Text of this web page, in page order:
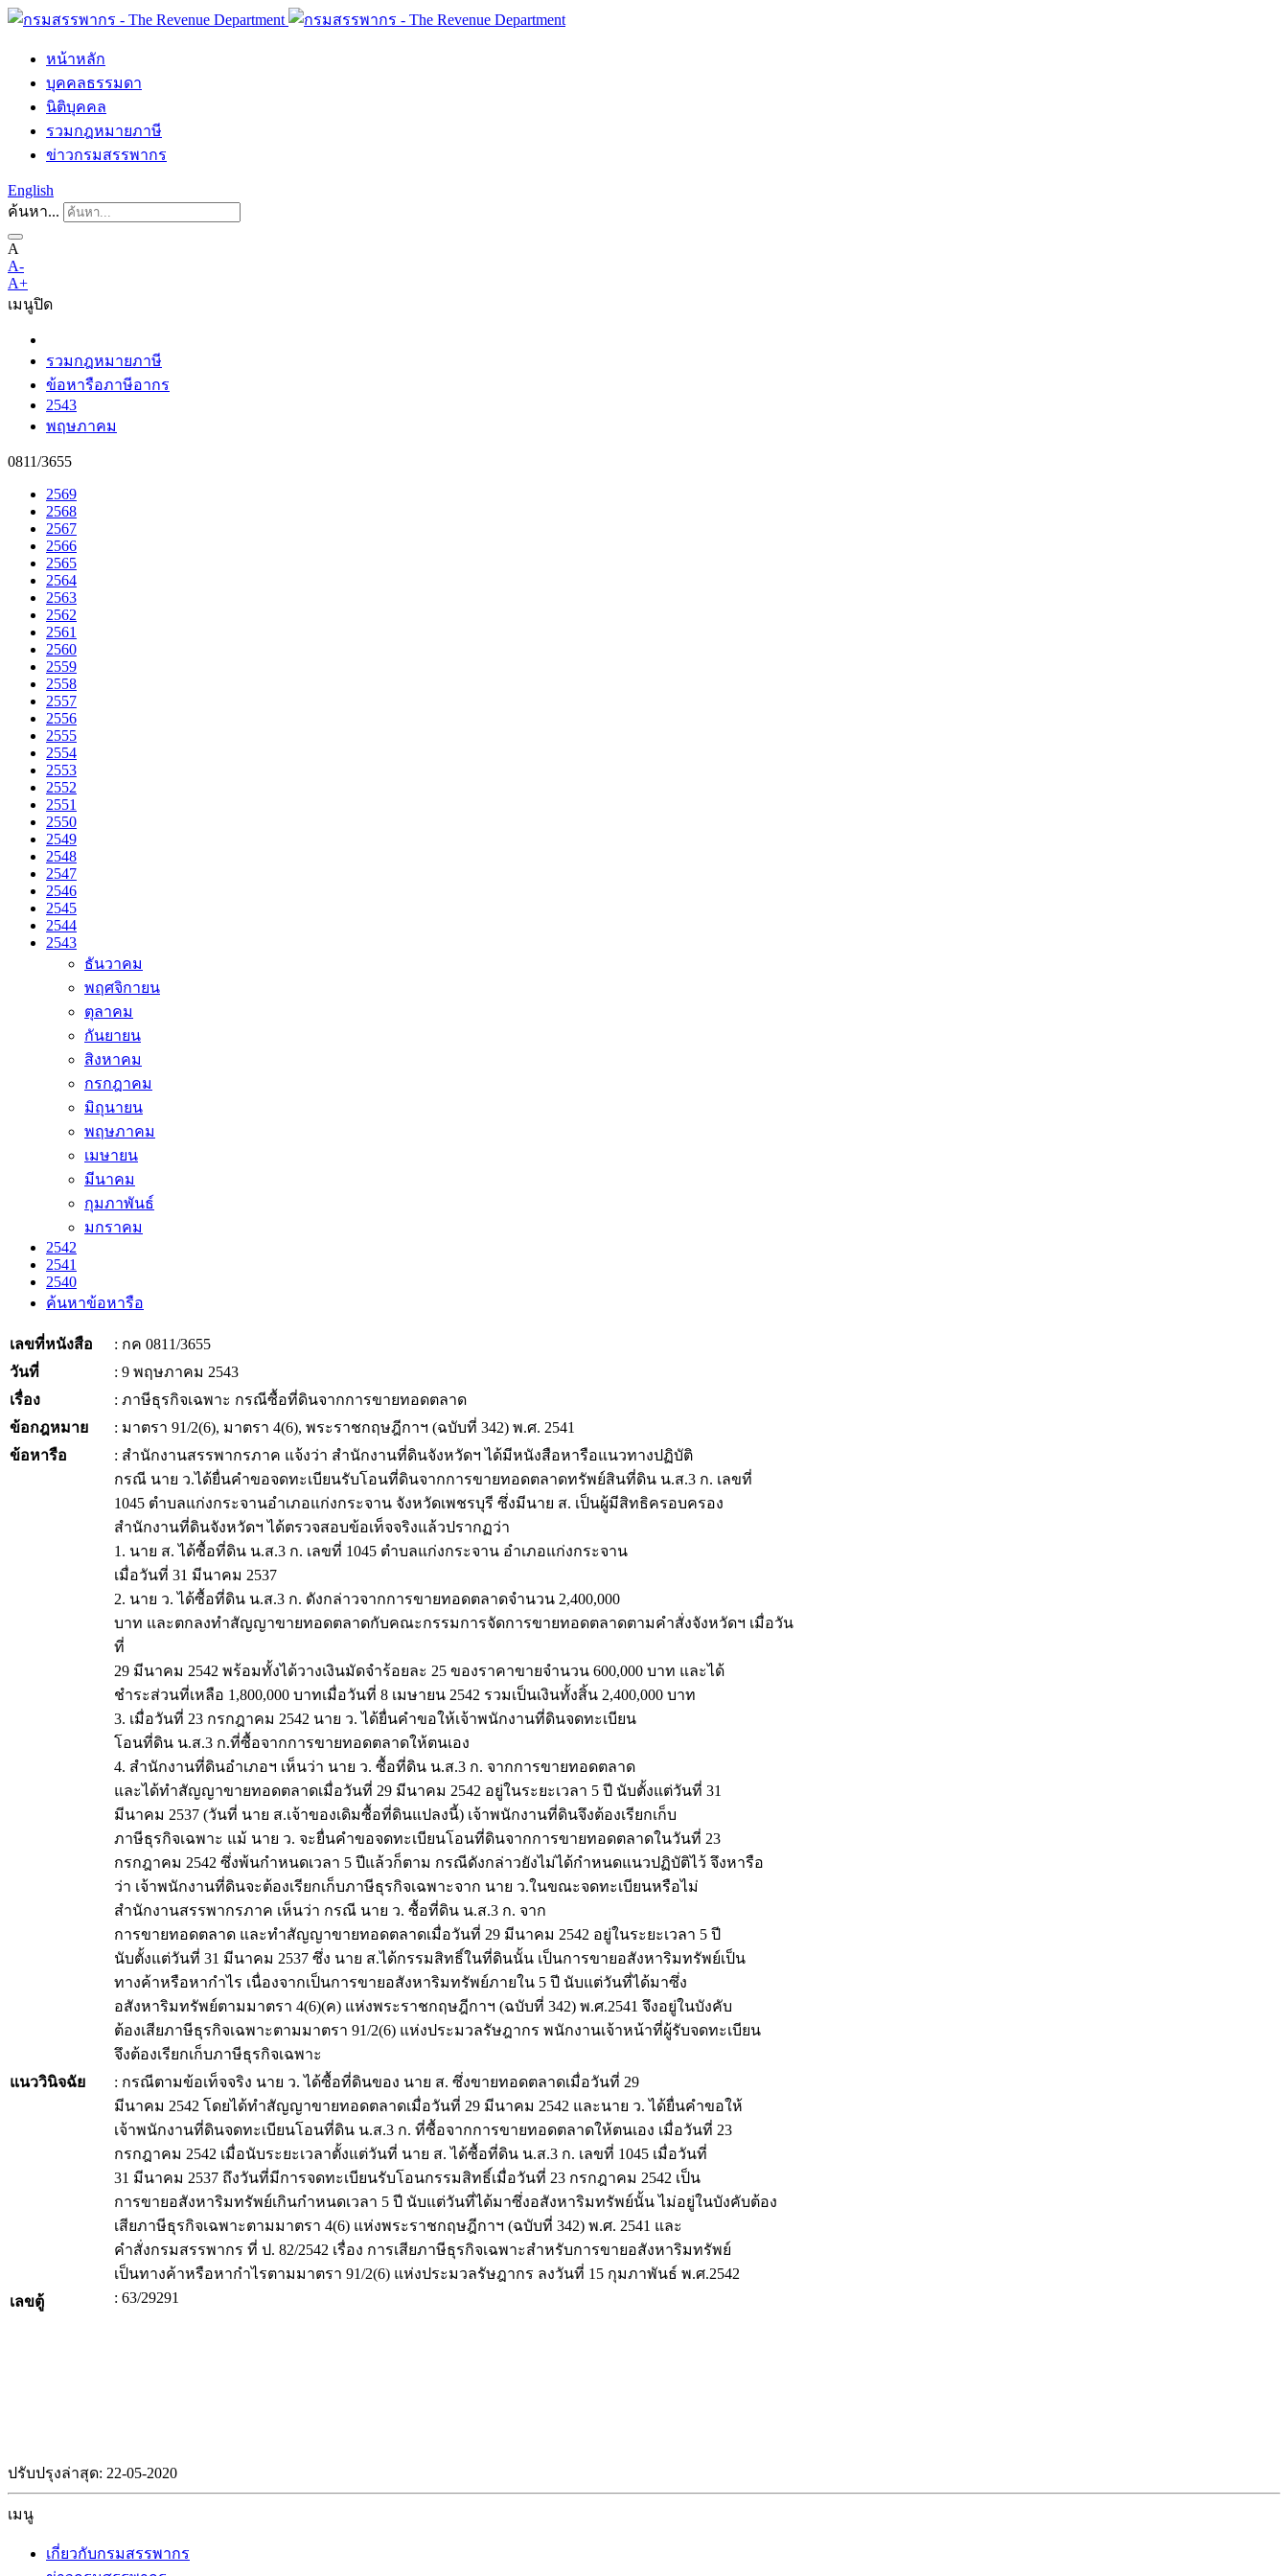
หน้าหลัก
บุคคลธรรมดา
นิติบุคคล
รวมกฎหมายภาษี
ข่าวกรมสรรพากร
English
ค้นหา...
A
A-
A+
เมนูปิด
รวมกฎหมายภาษี
ข้อหารือภาษีอากร
2543
พฤษภาคม
0811/3655
2569
2568
2567
2566
2565
2564
2563
2562
2561
2560
2559
2558
2557
2556
2555
2554
2553
2552
2551
2550
2549
2548
2547
2546
2545
2544
2543
ธันวาคม
พฤศจิกายน
ตุลาคม
กันยายน
สิงหาคม
กรกฎาคม
มิถุนายน
พฤษภาคม
เมษายน
มีนาคม
กุมภาพันธ์
มกราคม
2542
2541
2540
ค้นหาข้อหารือ
เลขที่หนังสือ
: กค 0811/3655
วันที่
: 9 พฤษภาคม 2543
เรื่อง
: ภาษีธุรกิจเฉพาะ กรณีซื้อที่ดินจากการขายทอดตลาด
ข้อกฎหมาย
: มาตรา 91/2(6), มาตรา 4(6), พระราชกฤษฎีกาฯ (ฉบับที่ 342) พ.ศ. 2541
ข้อหารือ
: สำนักงานสรรพากรภาค แจ้งว่า สำนักงานที่ดินจังหวัดฯ ได้มีหนังสือหารือแนวทางปฏิบัติ
กรณี นาย ว.ได้ยื่นคำขอจดทะเบียนรับโอนที่ดินจากการขายทอดตลาดทรัพย์สินที่ดิน น.ส.3 ก. เลขที่
1045 ตำบลแก่งกระจานอำเภอแก่งกระจาน จังหวัดเพชรบุรี ซึ่งมีนาย ส. เป็นผู้มีสิทธิครอบครอง
สำนักงานที่ดินจังหวัดฯ ได้ตรวจสอบข้อเท็จจริงแล้วปรากฏว่า
1. นาย ส. ได้ซื้อที่ดิน น.ส.3 ก. เลขที่ 1045 ตำบลแก่งกระจาน อำเภอแก่งกระจาน
เมื่อวันที่ 31 มีนาคม 2537
2. นาย ว. ได้ซื้อที่ดิน น.ส.3 ก. ดังกล่าวจากการขายทอดตลาดจำนวน 2,400,000
บาท และตกลงทำสัญญาขายทอดตลาดกับคณะกรรมการจัดการขายทอดตลาดตามคำสั่งจังหวัดฯ เมื่อวัน
ที่
29 มีนาคม 2542 พร้อมทั้งได้วางเงินมัดจำร้อยละ 25 ของราคาขายจำนวน 600,000 บาท และได้
ชำระส่วนที่เหลือ 1,800,000 บาทเมื่อวันที่ 8 เมษายน 2542 รวมเป็นเงินทั้งสิ้น 2,400,000 บาท
3. เมื่อวันที่ 23 กรกฎาคม 2542 นาย ว. ได้ยื่นคำขอให้เจ้าพนักงานที่ดินจดทะเบียน
โอนที่ดิน น.ส.3 ก.ที่ซื้อจากการขายทอดตลาดให้ตนเอง
4. สำนักงานที่ดินอำเภอฯ เห็นว่า นาย ว. ซื้อที่ดิน น.ส.3 ก. จากการขายทอดตลาด
และได้ทำสัญญาขายทอดตลาดเมื่อวันที่ 29 มีนาคม 2542 อยู่ในระยะเวลา 5 ปี นับตั้งแต่วันที่ 31
มีนาคม 2537 (วันที่ นาย ส.เจ้าของเดิมซื้อที่ดินแปลงนี้) เจ้าพนักงานที่ดินจึงต้องเรียกเก็บ
ภาษีธุรกิจเฉพาะ แม้ นาย ว. จะยื่นคำขอจดทะเบียนโอนที่ดินจากการขายทอดตลาดในวันที่ 23
กรกฎาคม 2542 ซึ่งพ้นกำหนดเวลา 5 ปีแล้วก็ตาม กรณีดังกล่าวยังไม่ได้กำหนดแนวปฏิบัติไว้ จึงหารือ
ว่า เจ้าพนักงานที่ดินจะต้องเรียกเก็บภาษีธุรกิจเฉพาะจาก นาย ว.ในขณะจดทะเบียนหรือไม่
สำนักงานสรรพากรภาค เห็นว่า กรณี นาย ว. ซื้อที่ดิน น.ส.3 ก. จาก
การขายทอดตลาด และทำสัญญาขายทอดตลาดเมื่อวันที่ 29 มีนาคม 2542 อยู่ในระยะเวลา 5 ปี
นับตั้งแต่วันที่ 31 มีนาคม 2537 ซึ่ง นาย ส.ได้กรรมสิทธิ์ในที่ดินนั้น เป็นการขายอสังหาริมทรัพย์เป็น
ทางค้าหรือหากำไร เนื่องจากเป็นการขายอสังหาริมทรัพย์ภายใน 5 ปี นับแต่วันที่ได้มาซึ่ง
อสังหาริมทรัพย์ตามมาตรา 4(6)(ค) แห่งพระราชกฤษฎีกาฯ (ฉบับที่ 342) พ.ศ.2541 จึงอยู่ในบังคับ
ต้องเสียภาษีธุรกิจเฉพาะตามมาตรา 91/2(6) แห่งประมวลรัษฎากร พนักงานเจ้าหน้าที่ผู้รับจดทะเบียน
จึงต้องเรียกเก็บภาษีธุรกิจเฉพาะ
แนววินิจฉัย
: กรณีตามข้อเท็จจริง นาย ว. ได้ซื้อที่ดินของ นาย ส. ซึ่งขายทอดตลาดเมื่อวันที่ 29
มีนาคม 2542 โดยได้ทำสัญญาขายทอดตลาดเมื่อวันที่ 29 มีนาคม 2542 และนาย ว. ได้ยื่นคำขอให้
เจ้าพนักงานที่ดินจดทะเบียนโอนที่ดิน น.ส.3 ก. ที่ซื้อจากการขายทอดตลาดให้ตนเอง เมื่อวันที่ 23
กรกฎาคม 2542 เมื่อนับระยะเวลาตั้งแต่วันที่ นาย ส. ได้ซื้อที่ดิน น.ส.3 ก. เลขที่ 1045 เมื่อวันที่
31 มีนาคม 2537 ถึงวันที่มีการจดทะเบียนรับโอนกรรมสิทธิ์เมื่อวันที่ 23 กรกฎาคม 2542 เป็น
การขายอสังหาริมทรัพย์เกินกำหนดเวลา 5 ปี นับแต่วันที่ได้มาซึ่งอสังหาริมทรัพย์นั้น ไม่อยู่ในบังคับต้อง
เสียภาษีธุรกิจเฉพาะตามมาตรา 4(6) แห่งพระราชกฤษฎีกาฯ (ฉบับที่ 342) พ.ศ. 2541 และ
คำสั่งกรมสรรพากร ที่ ป. 82/2542 เรื่อง การเสียภาษีธุรกิจเฉพาะสำหรับการขายอสังหาริมทรัพย์
เป็นทางค้าหรือหากำไรตามมาตรา 91/2(6) แห่งประมวลรัษฎากร ลงวันที่ 15 กุมภาพันธ์ พ.ศ.2542
เลขตู้
: 63/29291
ปรับปรุงล่าสุด: 22-05-2020
เมนู
เกี่ยวกับกรมสรรพากร